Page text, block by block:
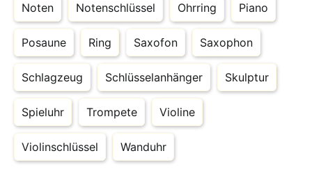
Noten Notenschlüssel Ohrring Piano
Posaune Ring Saxofon Saxophon
Schlagzeug Schlüsselanhänger Skulptur
Spieluhr Trompete Violine
Violinschlüssel Wanduhr